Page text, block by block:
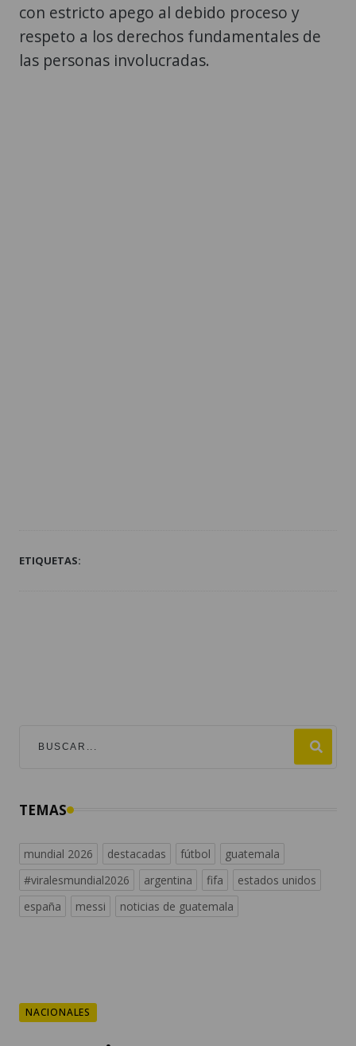
con estricto apego al debido proceso y
respeto a los derechos fundamentales de
las personas involucradas.
ETIQUETAS:
mundial 2026
españa
messi noticias de guatemala
Decomisan 14 paquetes